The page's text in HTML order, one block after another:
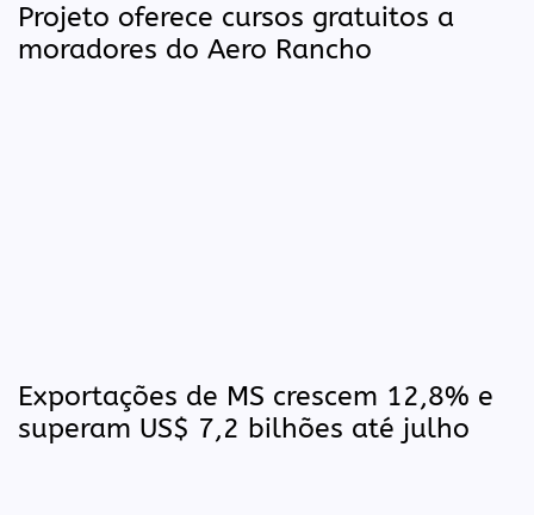
Projeto oferece cursos gratuitos a
moradores do Aero Rancho
Exportações de MS crescem 12,8% e
superam US$ 7,2 bilhões até julho